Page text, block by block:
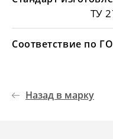
ТУ
Соответствие по
Назад в марку